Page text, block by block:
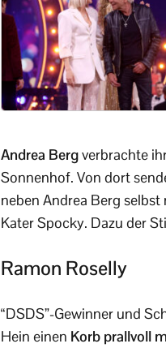
Andrea Bergverbrachte
Sonnenhof. Von dort
neben Andrea Berg
Kater Spocky. Dazu der
Ramon Roselly
“DSDS”-Gewinner und
Hein einen Korb prallvoll